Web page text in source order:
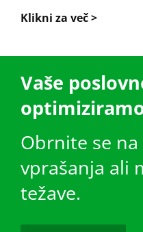
Klikni za več >
Vaše
Obrnite se na
vprašanja ali
težave.